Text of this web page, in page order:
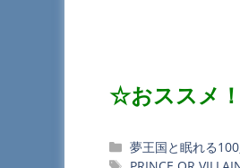
☆おススメ
カ
夢王国と眠れる